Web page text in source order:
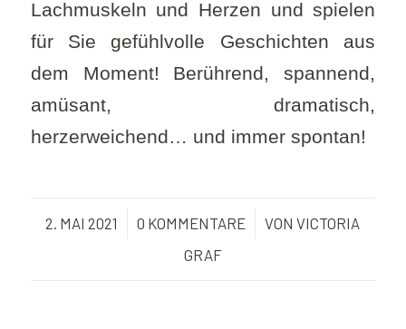
Lachmuskeln und Herzen und spielen
für Sie gefühlvolle Geschichten aus
dem Moment! Berührend, spannend,
amüsant, dramatisch,
herzerweichend… und immer spontan!
2. MAI 2021
/ 0 KOMMENTARE
/ VONVICTORIA
GRAF